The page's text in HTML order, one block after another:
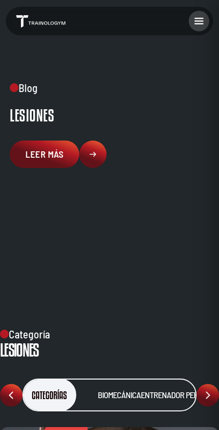
Blog
LESIONES
LEER MÁS
Categoría
LESIONES
CATEGORÍAS BIOMECÁNICAENTRENADOR PERSONAL